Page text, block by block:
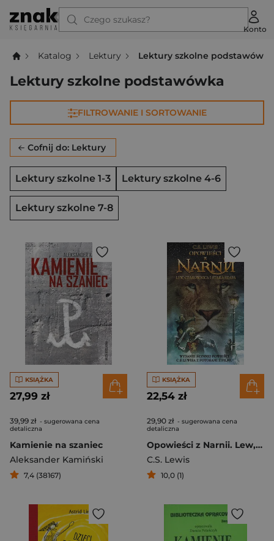
Czego szukasz?
Konto
Katalog Lektury Lektury szkolne
Lektury szkolne podstawówka
FILTROWANIE I SORTOWANIE
Cofnij do: Lektury
Lektury szkolne 1-3 Lektury szkolne 4-6
Lektury szkolne 7-8
KSIĄŻKA
27,99 zł
39,99 zł - sugerowana cena
detaliczna
Kamienie na szaniec
Aleksander Kamiński
7,4 (38167)
KSIĄŻKA
22,54 zł
29,90 zł - sugerowana cena
detaliczna
Opowieści z Narnii. Lew, Czarownica i stara szafa
C.S. Lewis
10,0 (1)